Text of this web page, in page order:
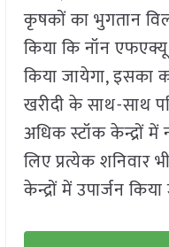
कृषकों का भुगतान
किया कि नॉन
किया जायेगा, इसका
खरीदी के साथ-साथ
अधिक स्टॉक केन्द्रों
लिए प्रत्येक शनिवार
केन्द्रों में उपार्जन